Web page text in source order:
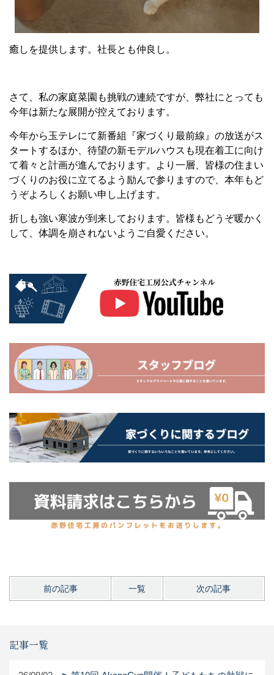
癒しを提供します。社長とも仲良し。
さて、私の家庭菜園も挑戦の連続ですが、弊社にとっても
今年は新たな展開が控えております。
今年から玉テレにて新番組『家づくり最前線』の放送がス
タートするほか、待望の新モデルハウスも現在着工に向け
て着々と計画が進んでおります。より一層、皆様の住まい
づくりのお役に立てるよう励んで参りますので、本年もど
うぞよろしくお願い申し上げます。
折しも強い寒波が到来しております。皆様もどうぞ暖かく
して、体調を崩されないようご自愛ください。
前の記事 一覧 次の記事
記事一覧